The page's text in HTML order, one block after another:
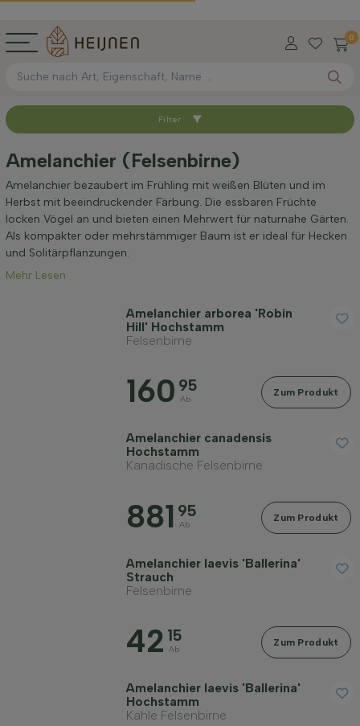
0
Sortieren nach
Verfügbar
Wurzel-Typ
Höhe bei Lieferung (cm)
Umfang des Stamms (cm)
Maximale Höhe (cm)
Filter
Amelanchier (Felsenbirne)
Amelanchier bezaubert im Frühling mit weißen Blüten und im
Herbst mit beeindruckender Färbung. Die essbaren Früchte
locken Vögel an und bieten einen Mehrwert für naturnahe Gärten.
Als kompakter oder mehrstämmiger Baum ist er ideal für Hecken
und Solitärpflanzungen.
Mehr Lesen
Amelanchier arborea 'Robin
Hill' Hochstamm
Felsenbirne
160 95
Ab
Zum Produkt
Amelanchier canadensis
Hochstamm
Kanadische Felsenbirne
881 95
Ab
Zum Produkt
Amelanchier laevis 'Ballerina'
Strauch
Felsenbirne
42 15
Ab
Zum Produkt
Amelanchier laevis 'Ballerina'
Hochstamm
Kahle Felsenbirne